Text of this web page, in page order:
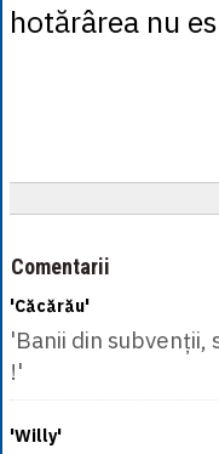
hotărârea nu
Comentarii
'Căcărău'
'Banii din
!'
'Willy'